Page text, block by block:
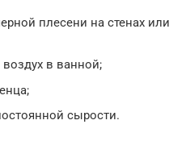
плесени на стенах или
в ванной;
сырости.